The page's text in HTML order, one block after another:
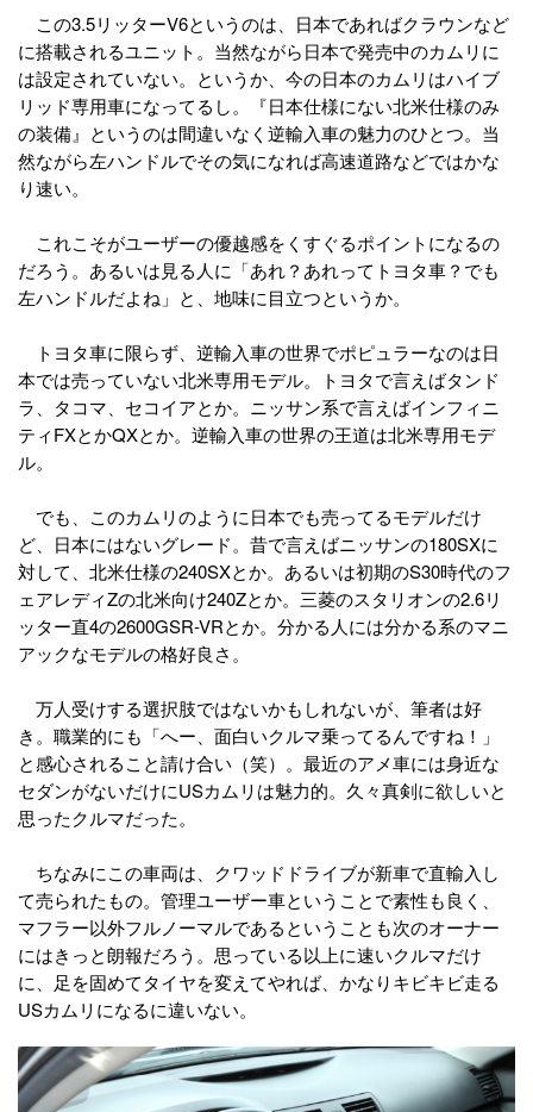
この3.5リッターV6というのは、日本であればクラウンなど
に搭載されるユニット。当然ながら日本で発売中のカムリに
は設定されていない。というか、今の日本のカムリはハイブ
リッド専用車になってるし。『日本仕様にない北米仕様のみ
の装備』というのは間違いなく逆輸入車の魅力のひとつ。当
然ながら左ハンドルでその気になれば高速道路などではかな
り速い。
これこそがユーザーの優越感をくすぐるポイントになるの
だろう。あるいは見る人に「あれ？あれってトヨタ車？でも
左ハンドルだよね」と、地味に目立つというか。
トヨタ車に限らず、逆輸入車の世界でポピュラーなのは日
本では売っていない北米専用モデル。トヨタで言えばタンド
ラ、タコマ、セコイアとか。ニッサン系で言えばインフィニ
ティFXとかQXとか。逆輸入車の世界の王道は北米専用モデ
ル。
でも、このカムリのように日本でも売ってるモデルだけ
ど、日本にはないグレード。昔で言えばニッサンの180SXに
対して、北米仕様の240SXとか。あるいは初期のS30時代のフ
ェアレディZの北米向け240Zとか。三菱のスタリオンの2.6リ
ッター直4の2600GSR-VRとか。分かる人には分かる系のマニ
アックなモデルの格好良さ。
万人受けする選択肢ではないかもしれないが、筆者は好
き。職業的にも「へー、面白いクルマ乗ってるんですね！」
と感心されること請け合い（笑）。最近のアメ車には身近な
セダンがないだけにUSカムリは魅力的。久々真剣に欲しいと
思ったクルマだった。
ちなみにこの車両は、クワッドドライブが新車で直輸入し
て売られたもの。管理ユーザー車ということで素性も良く、
マフラー以外フルノーマルであるということも次のオーナー
にはきっと朗報だろう。思っている以上に速いクルマだけ
に、足を固めてタイヤを変えてやれば、かなりキビキビ走る
USカムリになるに違いない。